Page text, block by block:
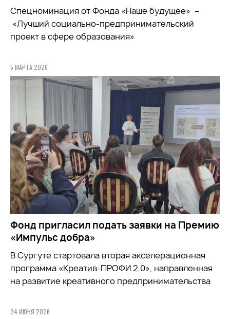
Спецноминация от Фонда «Наше будущее» –
«Лучший социально-предпринимательский
проект в сфере образования»
5 МАРТА 2026
Фонд пригласил подать заявки на Премию
«Импульс добра»
В Сургуте стартовала вторая акселерационная
программа «Креатив-ПРОФИ 2.0», направленная
на развитие креативного предпринимательства
24 ИЮНЯ 2026